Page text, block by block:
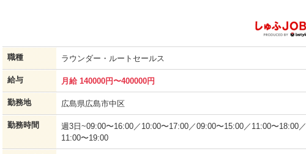
職種 ラウンダー・ルートセールス
給与 月給 140000円〜400000円
勤務地 広島県広島市中区
勤務時間
週3日~09:00〜16:00／10:00〜17:00／09:00〜15:00／11:00〜18:00／
11:00〜19:00